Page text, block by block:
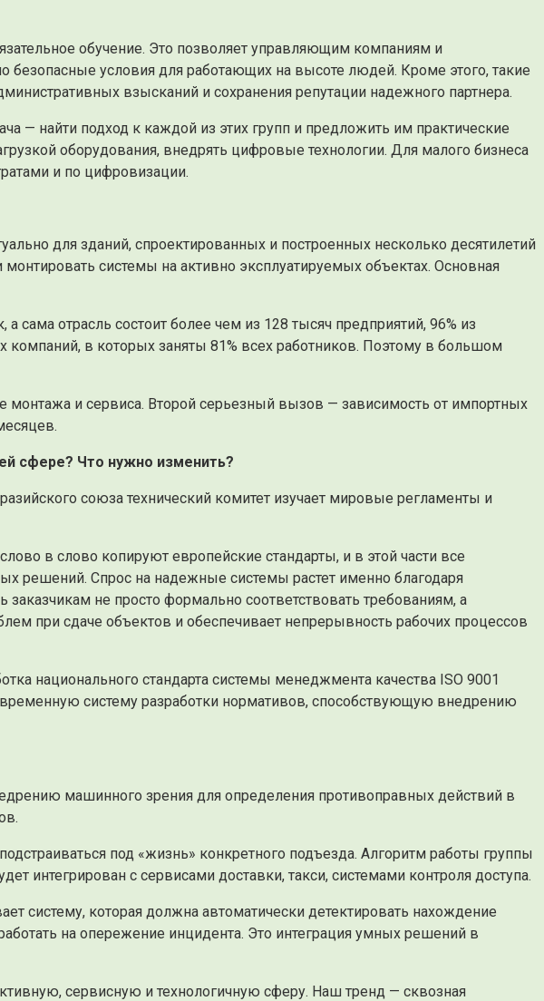
обучение. Это позволяет управляющим компаниям и
условия для работающих на высоте людей. Кроме этого, такие
взысканий и сохранения репутации надежного партнера.
— найти подход к каждой из этих групп и предложить им практические
оборудования, внедрять цифровые технологии. Для малого бизнеса
и по цифровизации.
для зданий, спроектированных и построенных несколько десятилетий
системы на активно эксплуатируемых объектах. Основная
отрасль состоит более чем из 128 тысяч предприятий, 96% из
компаний, в которых заняты 81% всех работников. Поэтому в большом
и сервиса. Второй серьезный вызов — зависимость от импортных
сфере? Что нужно изменить?
союза технический комитет изучает мировые регламенты и
в слово копируют европейские стандарты, и в этой части все
решений. Спрос на надежные системы растет именно благодаря
не просто формально соответствовать требованиям, а
при сдаче объектов и обеспечивает непрерывность рабочих процессов
национального стандарта системы менеджмента качества ISO 9001
систему разработки нормативов, способствующую внедрению
машинного зрения для определения противоправных действий в
под «жизнь» конкретного подъезда. Алгоритм работы группы
интегрирован с сервисами доставки, такси, системами контроля доступа.
систему, которая должна автоматически детектировать нахождение
на опережение инцидента. Это интеграция умных решений в
сервисную и технологичную сферу. Наш тренд — сквозная